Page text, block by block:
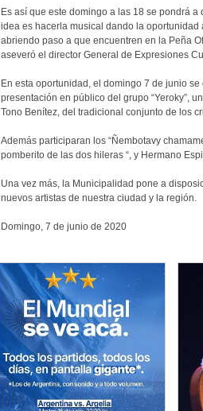
Es así que este domingo a las 18 se pondrá
idea es hacerla musical dando la oportunidad
abriendo paso a que encuentren en la Peña
aseveró el director General de Expresiones
En esta oportunidad, el domingo 7 de junio
presentación en público del grupo “Yeroky”,
Tono Benítez, del tradicional conjunto de los
Además participaran los “Ñembotavy
pomberito de las dos hileras “, y Hermano
Una vez más, la Municipalidad pone a
nuevos artistas de nuestra ciudad y la región.
Domingo, 7 de junio de 2020